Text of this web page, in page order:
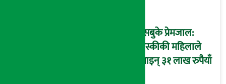
फेसबुके प्रेमजाल:
कास्कीकी महिलाले
गुमाइन् ३१ लाख रुपैयाँ